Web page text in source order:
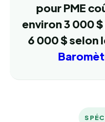
pour PME
environ 3 000
6 000 $ selon